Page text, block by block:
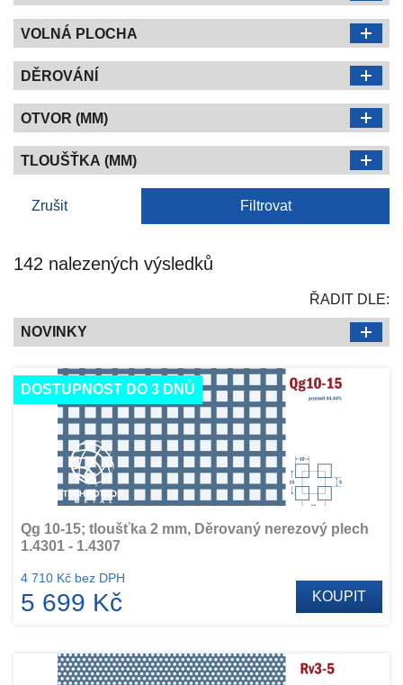
VOLNÁ PLOCHA
DĚROVÁNÍ
OTVOR (MM)
TLOUŠŤKA (MM)
Zrušit Filtrovat
142 nalezených výsledků
ŘADIT DLE:
NOVINKY
DOSTUPNOST DO 3 DNŮ
Qg 10-15; tloušťka 2 mm, Děrovaný nerezový plech
1.4301 - 1.4307
4 710 Kč bez DPH
5 699 Kč KOUPIT